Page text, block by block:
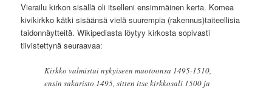
Vierailu kirkon sisällä oli itselleni ensimmäinen kerta. Komea
kivikirkko kätki sisäänsä vielä suurempia (rakennus)taiteellisia
taidonnäytteitä. Wikipediasta löytyy kirkosta sopivasti
tiivistettynä seuraavaa:
Kirkko valmistui nykyiseen muotoonsa 1495-1510,
ensin sakaristo 1495, sitten itse kirkkosali 1500 ja